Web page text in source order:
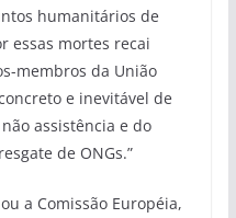
humanitários de
essas mortes recai
membros da União
e inevitável de
assistência e do
de ONGs.”
a Comissão Européia,